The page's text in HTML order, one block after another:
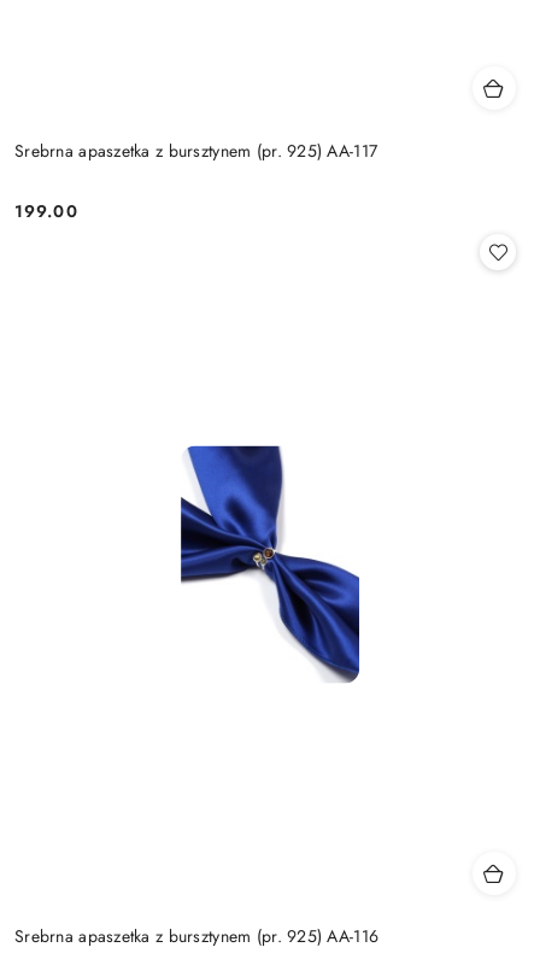
Srebrna apaszetka z bursztynem (pr. 925) AA-117
Cena:
199.00
Srebrna apaszetka z bursztynem (pr. 925) AA-116